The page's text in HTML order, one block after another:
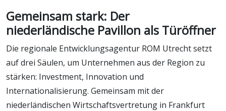
Gemeinsam stark: Der
niederländische Pavillon als Türöffner
Die regionale Entwicklungsagentur ROM Utrecht setzt
auf drei Säulen, um Unternehmen aus der Region zu
stärken: Investment, Innovation und
Internationalisierung. Gemeinsam mit der
niederländischen Wirtschaftsvertretung in Frankfurt